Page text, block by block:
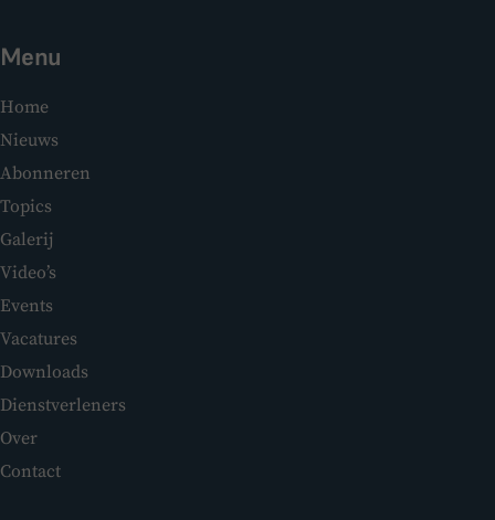
Menu
Home
Nieuws
Abonneren
Topics
Galerij
Video’s
Events
Vacatures
Downloads
Dienstverleners
Over
Contact